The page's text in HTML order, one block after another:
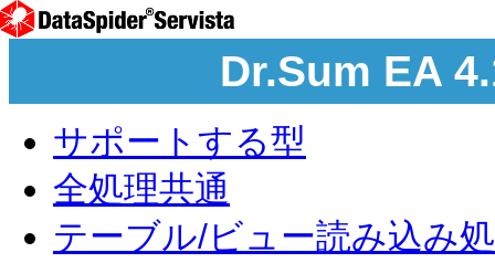
Dr.Sum EA
サポートする型
全処理共通
テーブル/ビュー読み込み